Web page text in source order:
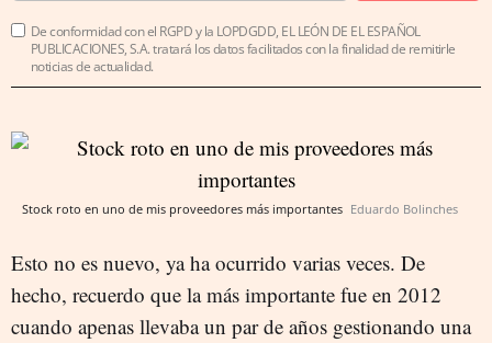
De conformidad con el RGPD y la LOPDGDD, EL LEÓN DE EL ESPAÑOL
PUBLICACIONES, S.A. tratará los datos facilitados con la finalidad de remitirle
noticias de actualidad.
Stock roto en uno de mis proveedores más importantes Eduardo Bolinches
Esto no es nuevo, ya ha ocurrido varias veces. De
hecho, recuerdo que la más importante fue en 2012
cuando apenas llevaba un par de años gestionando una